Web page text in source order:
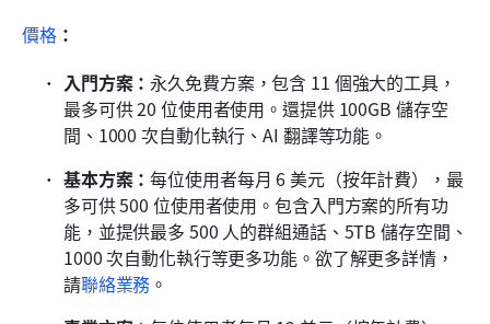
價格：
入門方案： 永久免費方案，包含 11 個強大的工具，
最多可供 20 位使用者使用。還提供 100GB 儲存空
間、1000 次自動化執行、AI 翻譯等功能。
基本方案：每位使用者每月 6 美元（按年計費），最
多可供 500 位使用者使用。包含入門方案的所有功
能，並提供最多 500 人的群組通話、5TB 儲存空間、
1000 次自動化執行等更多功能。欲了解更多詳情，
請聯絡業務 。